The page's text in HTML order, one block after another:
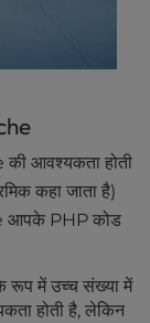
आवश्यकता होती
कहा जाता है)
आपके PHP कोड
रूप में उच्च संख्या में
होती है, लेकिन